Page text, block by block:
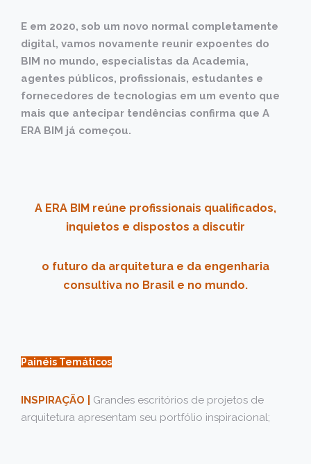
E em 2020, sob um novo normal completamente
digital, vamos novamente reunir expoentes do
BIM no mundo, especialistas da Academia,
agentes públicos, profissionais, estudantes e
fornecedores de tecnologias em um evento que
mais que antecipar tendências confirma que A
ERA BIM já começou.
A ERA BIM reúne profissionais qualificados,
inquietos e dispostos a discutir
o futuro da arquitetura e da engenharia
consultiva no Brasil e no mundo.
Painéis Temáticos
INSPIRAÇÃO |
Grandes escritórios de projetos de
arquitetura apresentam seu portfólio inspiracional;